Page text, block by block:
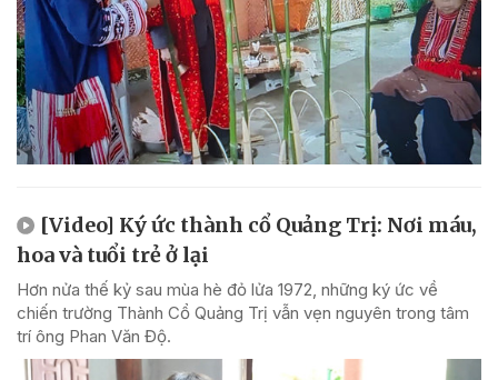
[Video] Ký ức thành cổ Quảng Trị: Nơi máu,
hoa và tuổi trẻ ở lại
Hơn nửa thế kỷ sau mùa hè đỏ lửa 1972, những ký ức về
chiến trường Thành Cổ Quảng Trị vẫn vẹn nguyên trong tâm
trí ông Phan Văn Độ.